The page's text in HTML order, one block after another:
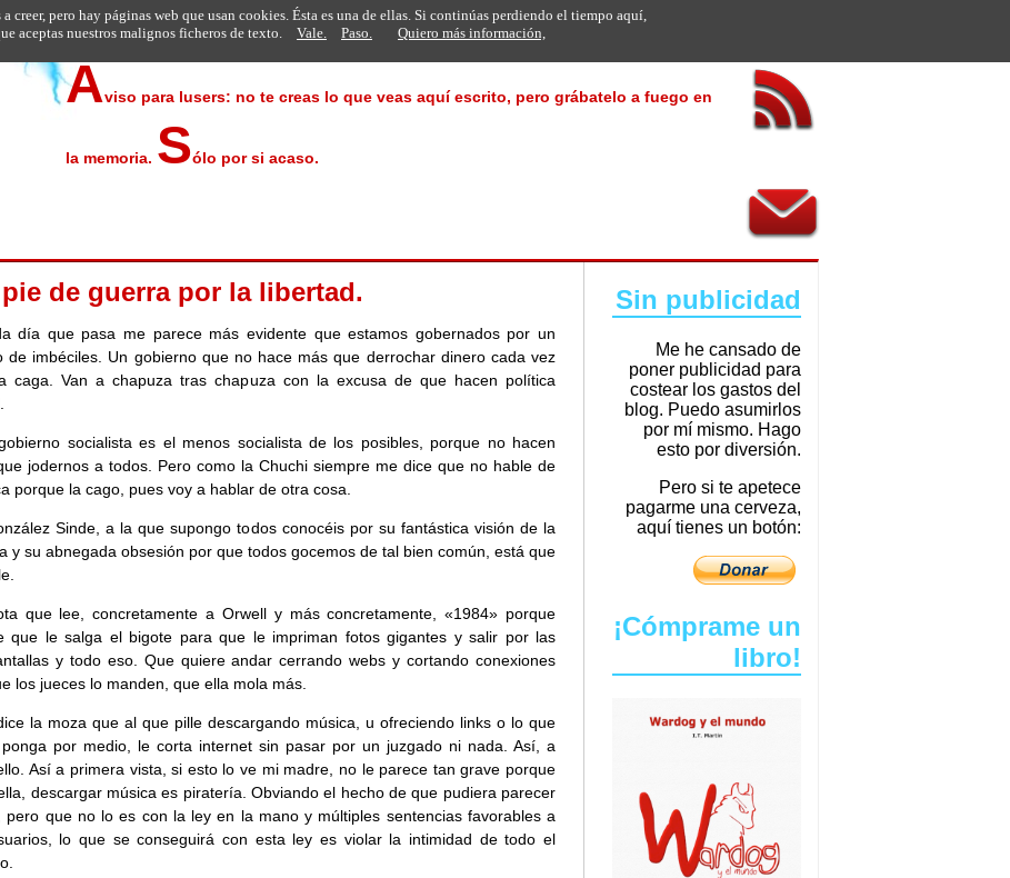
Aviso para lusers: no te creas lo que veas aquí escrito, pero grábatelo a fuego en
la memoria. Sólo por si acaso.
Sin publicidad
Me he cansado de
poner publicidad para
costear los gastos del
blog. Puedo asumirlos
por mí mismo. Hago
esto por diversión.
Pero si te apetece
pagarme una cerveza,
aquí tienes un botón:
¡Cómprame un
libro!
de guerra por la libertad.
día que pasa me parece más evidente que estamos gobernados por un
de imbéciles. Un gobierno que no hace más que derrochar dinero cada vez
caga. Van a chapuza tras chapuza con la excusa de que hacen política
socialista es el menos socialista de los posibles, porque no hacen
jodernos a todos. Pero como la Chuchi siempre me dice que no hable de
porque la cago, pues voy a hablar de otra cosa.
Sinde, a la que supongo todos conocéis por su fantástica visión de la
y su abnegada obsesión por que todos gocemos de tal bien común, está que
que lee, concretamente a Orwell y más concretamente, «1984» porque
que le salga el bigote para que le impriman fotos gigantes y salir por las
y todo eso. Que quiere andar cerrando webs y cortando conexiones
los jueces lo manden, que ella mola más.
la moza que al que pille descargando música, u ofreciendo links o lo que
por medio, le corta internet sin pasar por un juzgado ni nada. Así, a
Así a primera vista, si esto lo ve mi madre, no le parece tan grave porque
descargar música es piratería. Obviando el hecho de que pudiera parecer
pero que no lo es con la ley en la mano y múltiples sentencias favorables a
lo que se conseguirá con esta ley es violar la intimidad de todo el
creer, pero hay páginas web que usan cookies. Ésta es una de ellas. Si continúas perdiendo el tiempo aquí,
aceptas nuestros malignos ficheros de texto.
Vale. Paso. Quiero más información,